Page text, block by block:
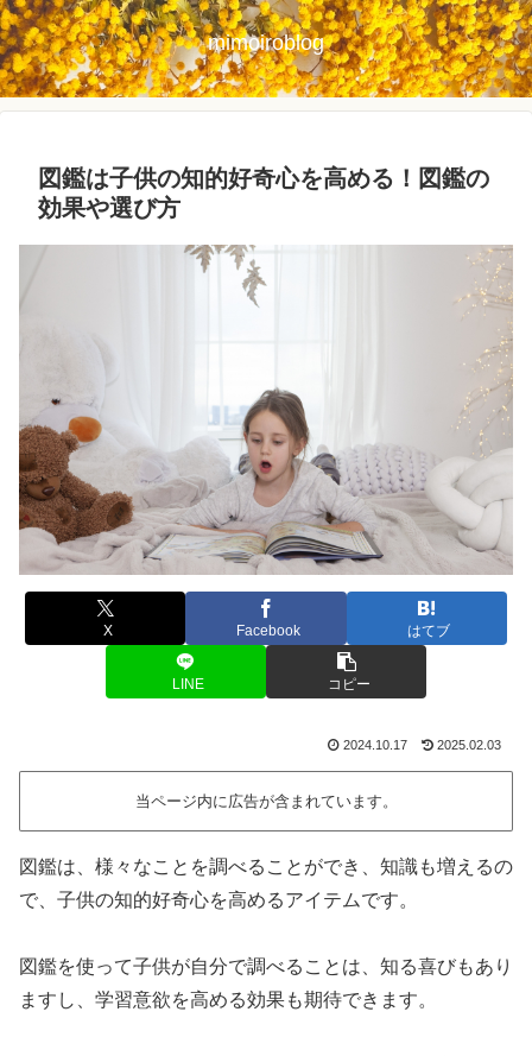
mimoiroblog
図鑑は子供の知的好奇心を高める！図鑑の
効果や選び方
X Facebook はてブ
LINE コピー
2024.10.17 2025.02.03
当ページ内に広告が含まれています。
図鑑は、様々なことを調べることができ、知識も増えるの
で、子供の知的好奇心を高めるアイテムです。
図鑑を使って子供が自分で調べることは、知る喜びもあり
ますし、学習意欲を高める効果も期待できます。